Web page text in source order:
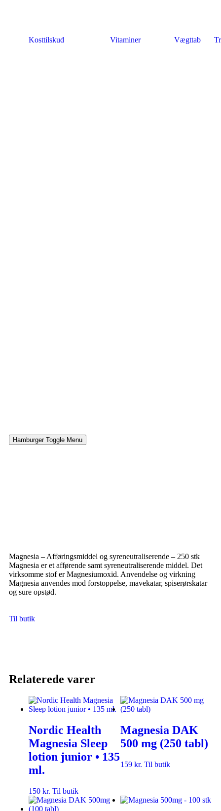
Kosttilskud Vitaminer Vægttab
Hamburger Toggle Menu
Magnesia – Afføringsmiddel og syreneutraliserende – 250 stk
Magnesia er et afførende samt syreneutraliserende middel. Det
virksomme stof er Magnesiumoxid. Anvendelse og virkning
Magnesia anvendes mod forstoppelse, mavekatar, spiserørskatar
og sure opstød.
Til butik
Relaterede varer
Nordic Health
Magnesia Sleep
lotion junior • 135
ml.
150 kr. Til butik
Magnesia DAK
500 mg (250 tabl)
159 kr. Til butik